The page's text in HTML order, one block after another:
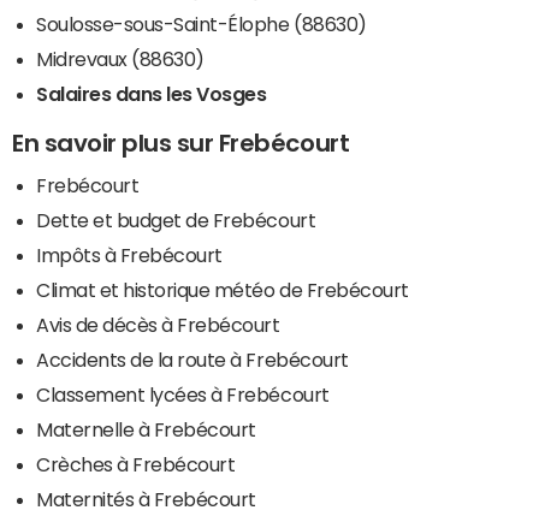
Soulosse-sous-Saint-Élophe (88630)
Midrevaux (88630)
Salaires dans les Vosges
En savoir plus sur Frebécourt
Frebécourt
Dette et budget de Frebécourt
Impôts à Frebécourt
Climat et historique météo de Frebécourt
Avis de décès à Frebécourt
Accidents de la route à Frebécourt
Classement lycées à Frebécourt
Maternelle à Frebécourt
Crèches à Frebécourt
Maternités à Frebécourt